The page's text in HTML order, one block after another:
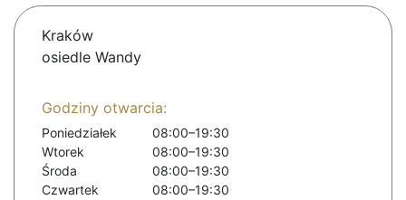
Kraków
osiedle Wandy
Godziny otwarcia:
Poniedziałek
08:00–19:30
Wtorek
08:00–19:30
Środa
08:00–19:30
Czwartek
08:00–19:30